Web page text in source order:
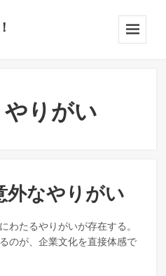
やりがい
外なやりがい
わたるやりがいが存在する。
のが、企業文化を直接体感で